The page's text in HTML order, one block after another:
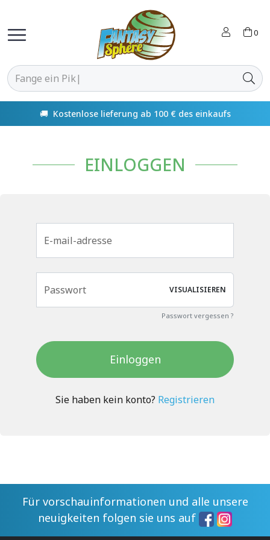
0
🚚 Kostenlose lieferung ab 100 € des einkaufs
EINLOGGEN
E-mail-adresse
Passwort VISUALISIEREN
Passwort vergessen ?
Einloggen
Sie haben kein konto? Registrieren
Für vorschauinformationen und alle unsere
neuigkeiten folgen sie uns auf